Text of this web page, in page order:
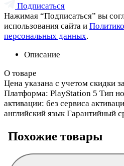
Подписаться
Нажимая “Подписаться” вы
использования сайта и
персональных данных.
Описание
О товаре
Цена указана с учетом скидки
Платформа: PlayStation 5 Тип
активации: без сервиса
английский язык Гарантийный
Похожие товары